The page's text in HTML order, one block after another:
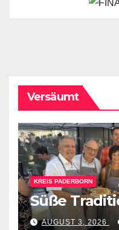
Versäumt
KREIS PADERBORN
Süße
AUGUST 3, 2026